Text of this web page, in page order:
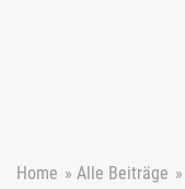
Home » Alle Beiträge »